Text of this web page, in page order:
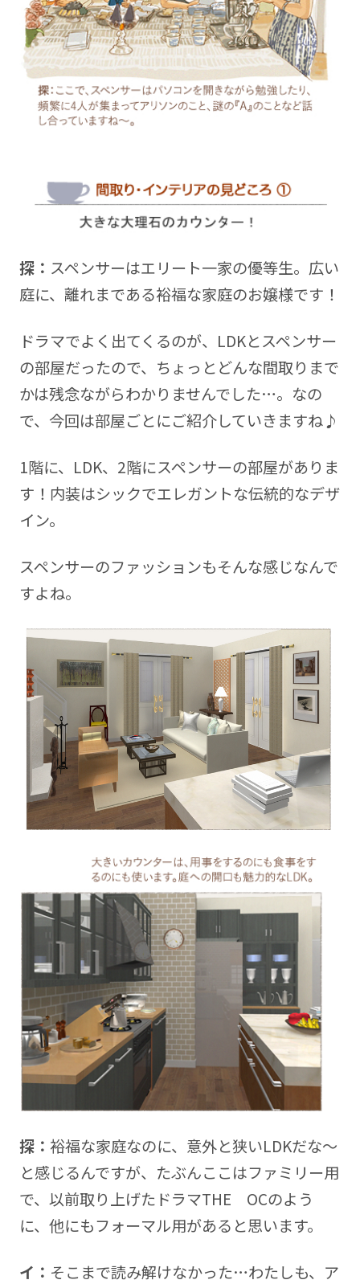
探： スペンサーはエリート一家の優等生。広い
庭に、離れまである裕福な家庭のお嬢様です！
ドラマでよく出てくるのが、LDKとスペンサー
の部屋だったので、ちょっとどんな間取りまで
かは残念ながらわかりませんでした…。なの
で、今回は部屋ごとにご紹介していきますね♪
1階に、LDK、2階にスペンサーの部屋がありま
す！内装はシックでエレガントな伝統的なデザ
イン。
スペンサーのファッションもそんな感じなんで
すよね。
探： 裕福な家庭なのに、意外と狭いLDKだな～
と感じるんですが、たぶんここはファミリー用
で、以前取り上げたドラマTHE OCのよう
に、他にもフォーマル用があると思います。
イ： そこまで読み解けなかった…わたしも、ア